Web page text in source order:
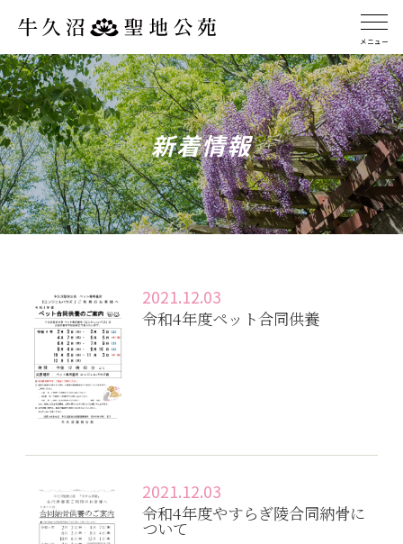
メニュー
新着情報
2021.12.03
令和4年度ペット合同供養
2021.12.03
令和4年度やすらぎ陵合同納骨に
ついて